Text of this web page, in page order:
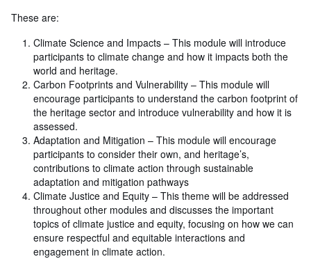
These are:
Climate Science and Impacts – This module will introduce
participants to climate change and how it impacts both the
world and heritage.
Carbon Footprints and Vulnerability – This module will
encourage participants to understand the carbon footprint of
the heritage sector and introduce vulnerability and how it is
assessed.
Adaptation and Mitigation – This module will encourage
participants to consider their own, and heritage’s,
contributions to climate action through sustainable
adaptation and mitigation pathways
Climate Justice and Equity – This theme will be addressed
throughout other modules and discusses the important
topics of climate justice and equity, focusing on how we can
ensure respectful and equitable interactions and
engagement in climate action.